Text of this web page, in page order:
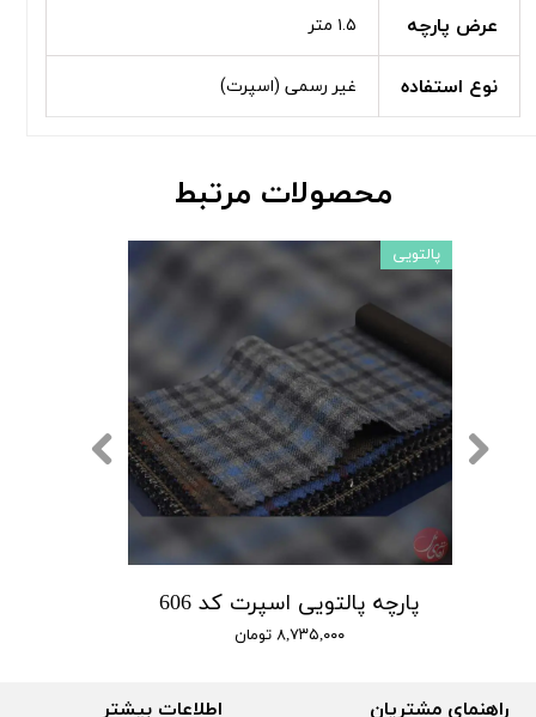
عرض پارچه ۱.۵ متر
نوع استفاده غیر رسمی (اسپرت)
محصولات مرتبط
پارچه پالتویی اسپرت کد 606
۸,۷۳۵,۰۰۰ تومان
پالتویی
راهنمای مشتریان
اطلاعات بیشتر